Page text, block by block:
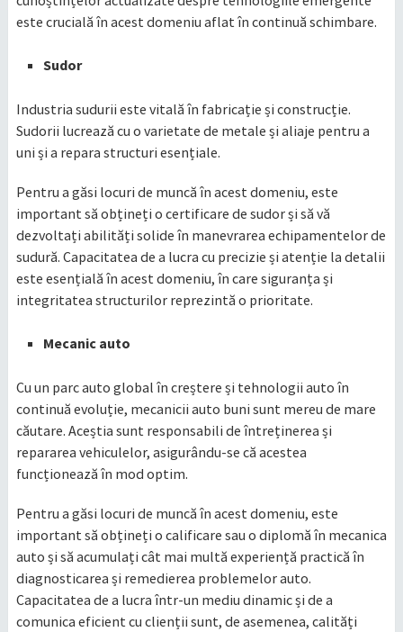
este crucială în acest domeniu aflat în continuă schimbare.
Sudor
Industria sudurii este vitală în fabricație și construcție.
Sudorii lucrează cu o varietate de metale și aliaje pentru a
uni și a repara structuri esențiale.
Pentru a găsi locuri de muncă în acest domeniu, este
important să obțineți o certificare de sudor și să vă
dezvoltați abilități solide în manevrarea echipamentelor de
sudură. Capacitatea de a lucra cu precizie și atenție la detalii
este esențială în acest domeniu, în care siguranța și
integritatea structurilor reprezintă o prioritate.
Mecanic auto
Cu un parc auto global în creștere și tehnologii auto în
continuă evoluție, mecanicii auto buni sunt mereu de mare
căutare. Aceștia sunt responsabili de întreținerea și
repararea vehiculelor, asigurându-se că acestea
funcționează în mod optim.
Pentru a găsi locuri de muncă în acest domeniu, este
important să obțineți o calificare sau o diplomă în mecanica
auto și să acumulați cât mai multă experiență practică în
diagnosticarea și remedierea problemelor auto.
Capacitatea de a lucra într-un mediu dinamic și de a
comunica eficient cu clienții sunt, de asemenea, calități